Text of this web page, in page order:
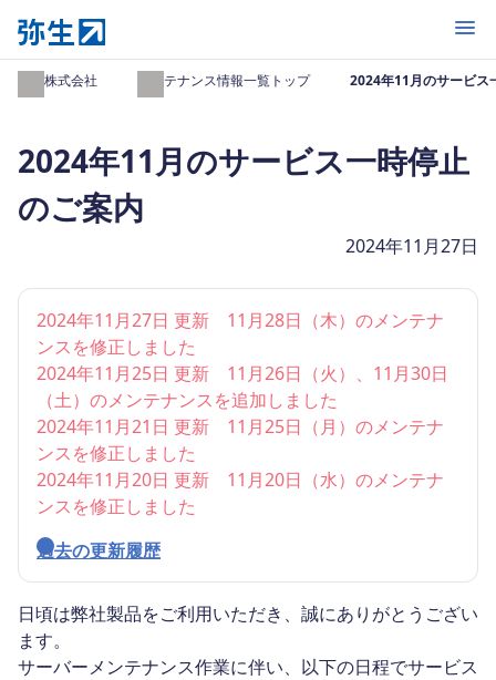
開く
弥生株式会社 メンテナンス情報一覧トップ 2024年11月のサービス
2024年11月のサービス一時停止
のご案内
2024年11月27日
2024年11月27日 更新 11月28日（木）のメンテナ
ンスを修正しました
2024年11月25日 更新 11月26日（火）、11月30日
（土）のメンテナンスを追加しました
2024年11月21日 更新 11月25日（月）のメンテナ
ンスを修正しました
2024年11月20日 更新 11月20日（水）のメンテナ
ンスを修正しました
過去の更新履歴
日頃は弊社製品をご利用いただき、誠にありがとうござい
ます。
サーバーメンテナンス作業に伴い、以下の日程でサービス